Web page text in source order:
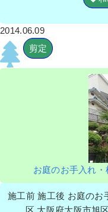
2014.06.09
剪定
お庭のお手入れ
施工前 施工後 お庭の
区 大阪府大阪市旭